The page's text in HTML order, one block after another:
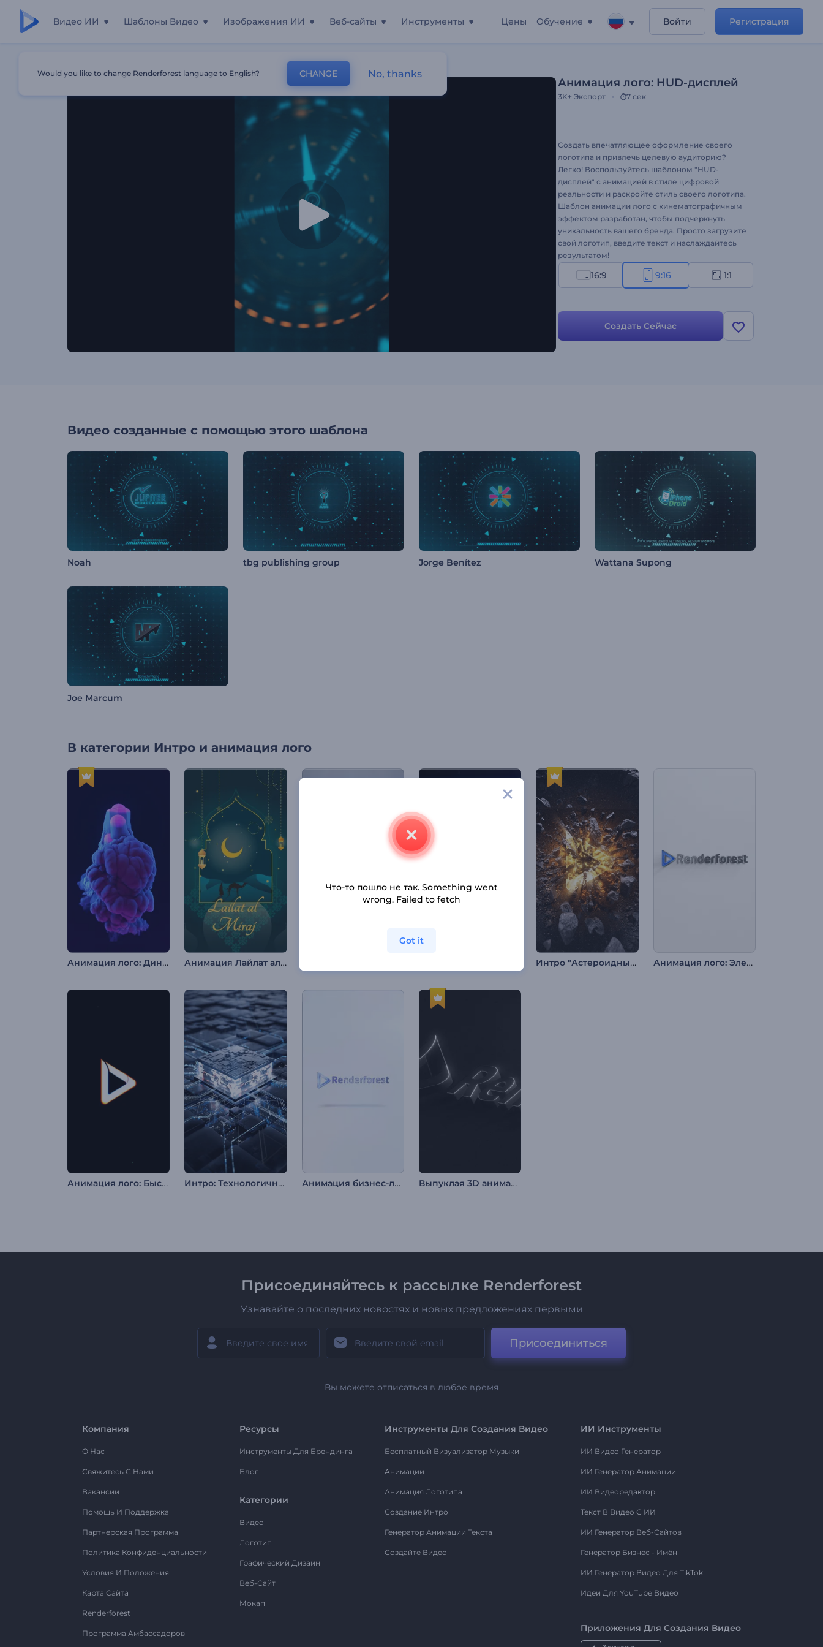
Видео ИИ Шаблоны Видео Изображения ИИ Веб-сайты Инструменты Цены Обучение Войти Регистрация
Анимация лого: HUD-дисплей
3K+ Экспорт 7 сек
Создать впечатляющее оформление своего
логотипа и привлечь целевую аудиторию?
Легко! Воспользуйтесь шаблоном "HUD-
дисплей" с анимацией в стиле цифровой
реальности и раскройте стиль своего логотипа.
Шаблон анимации лого с кинематографичным
эффектом разработан, чтобы подчеркнуть
уникальность вашего бренда. Просто загрузите
свой логотип, введите текст и наслаждайтесь
результатом!
16:9 9:16 1:1
Создать Сейчас
Видео созданные с помощью этого шаблона
Noah tbg publishing group Jorge Benítez Wattana Supong
Joe Marcum
В категории Интро и анимация лого
Анимация лого: Динамичный взрыв дыма Анимация Лайлат аль Мирадж Интро "Астероидный Удар" Анимация лого: Элегантный блеск
Анимация лого: Быстрый глитч Интро: Технологичный микрочип Анимация бизнес-лого: Глянцевый эффект Выпуклая 3D анимация лого
Присоединяйтесь к рассылке Renderforest
Узнавайте о последних новостях и новых предложениях первыми
Присоединиться
Вы можете отписаться в любое время
Компания
О Нас
Свяжитесь С Нами
Вакансии
Помощь И Поддержка
Партнерская Программа
Политика Конфиденциальности
Условия И Положения
Карта Сайта
Renderforest
Программа Амбассадоров
Ресурсы
Инструменты Для Брендинга
Блог
Категории
Видео
Логотип
Графический Дизайн
Веб-Сайт
Мокап
Инструменты Для Создания Видео
Бесплатный Визуализатор Музыки
Анимации
Анимация Логотипа
Создание Интро
Генератор Анимации Текста
Создайте Видео
ИИ Инструменты
ИИ Видео Генератор
ИИ Генератор Анимации
ИИ Видеоредактор
Текст В Видео С ИИ
ИИ Генератор Веб-Сайтов
Генератор Бизнес - Имён
ИИ Генератор Видео Для TikTok
Идеи Для YouTube Видео
Приложения Для Создания Видео
Would you like to change Renderforest language to English? CHANGE No, thanks
Что-то пошло не так. Something went
wrong. Failed to fetch
Got it